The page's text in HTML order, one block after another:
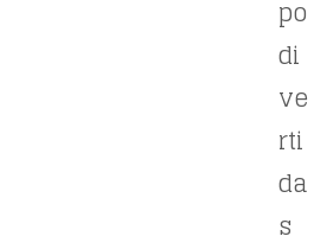
po
di
ve
rti
da
s